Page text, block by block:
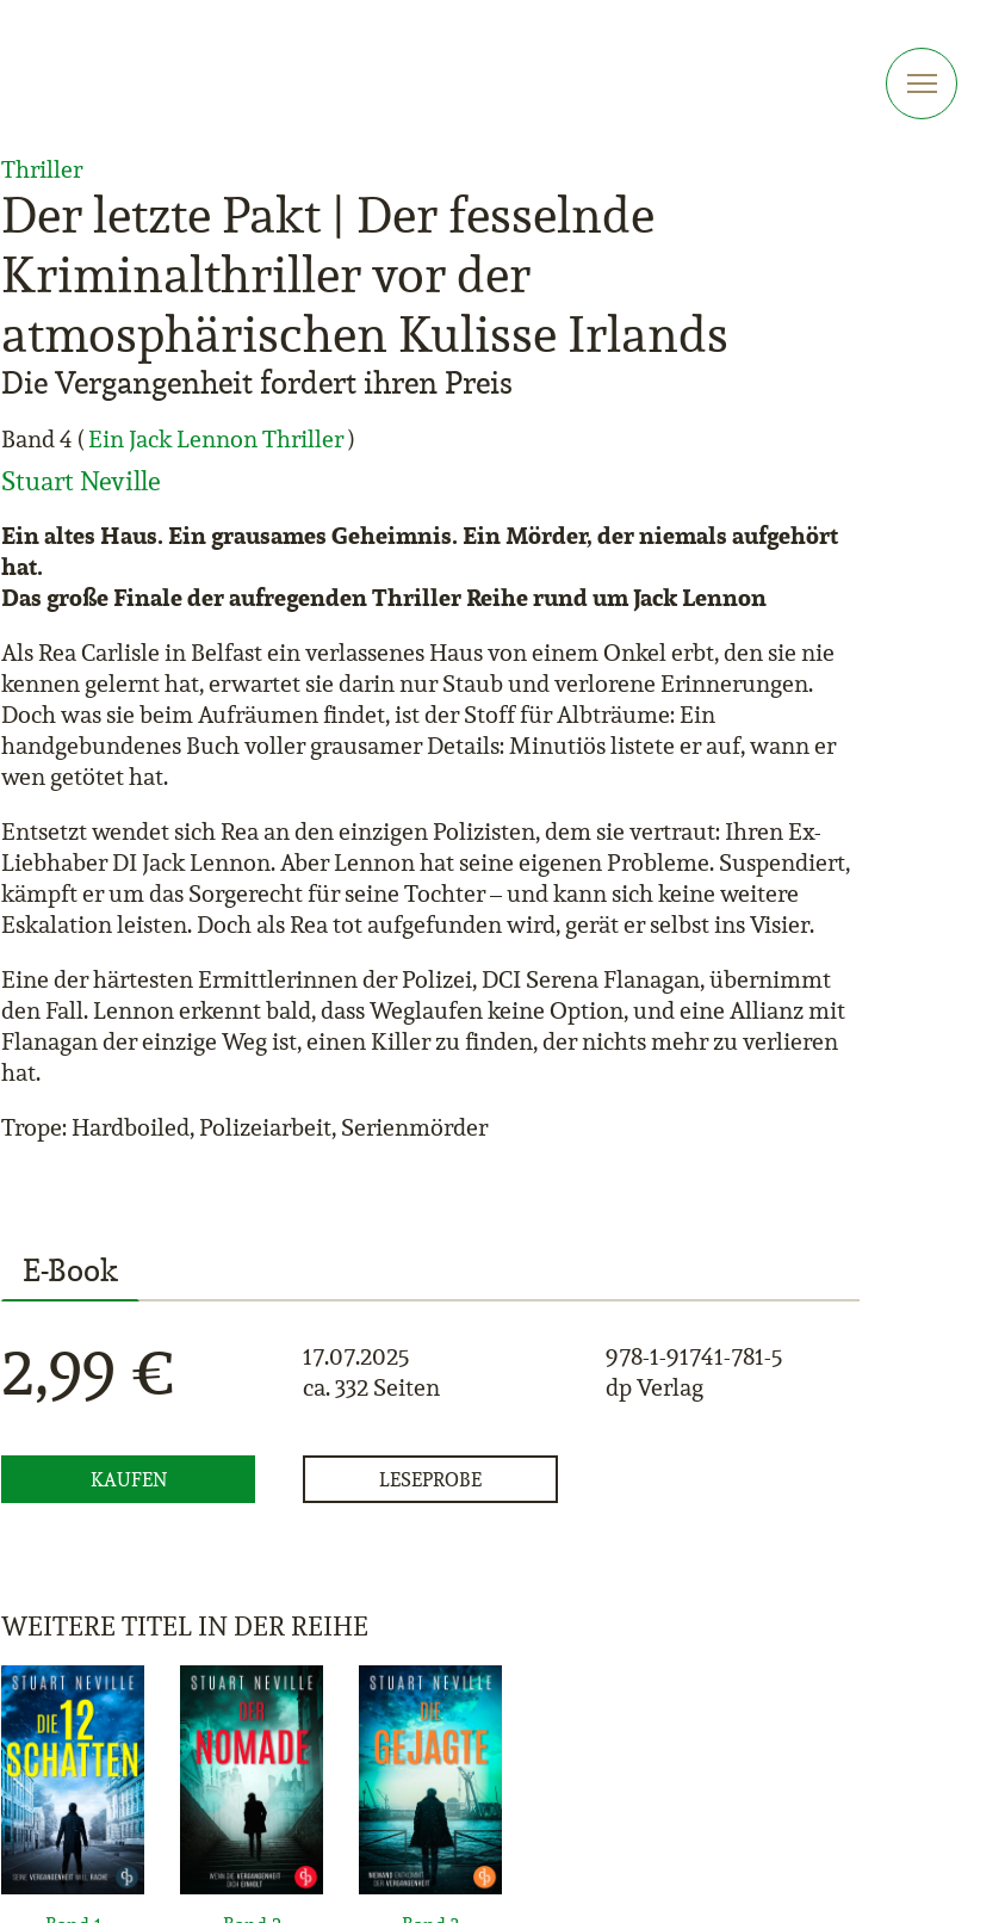
Der letzte Pakt | Der fesselnde
Kriminalthriller vor der
atmosphärischen Kulisse Irlands
Die Vergangenheit fordert ihren Preis
Band 4 (Ein Jack Lennon Thriller)
Stuart Neville
Thriller
Ein altes Haus. Ein grausames Geheimnis. Ein Mörder, der niemals aufgehört
hat.
Das große Finale der aufregenden Thriller Reihe rund um Jack Lennon
Als Rea Carlisle in Belfast ein verlassenes Haus von einem Onkel erbt, den sie nie
kennen gelernt hat, erwartet sie darin nur Staub und verlorene Erinnerungen.
Doch was sie beim Aufräumen findet, ist der Stoff für Albträume: Ein
handgebundenes Buch voller grausamer Details: Minutiös listete er auf, wann er
wen getötet hat.
Entsetzt wendet sich Rea an den einzigen Polizisten, dem sie vertraut: Ihren Ex-
Liebhaber DI Jack Lennon. Aber Lennon hat seine eigenen Probleme. Suspendiert,
kämpft er um das Sorgerecht für seine Tochter – und kann sich keine weitere
Eskalation leisten. Doch als Rea tot aufgefunden wird, gerät er selbst ins Visier.
Eine der härtesten Ermittlerinnen der Polizei, DCI Serena Flanagan, übernimmt
den Fall. Lennon erkennt bald, dass Weglaufen keine Option, und eine Allianz mit
Flanagan der einzige Weg ist, einen Killer zu finden, der nichts mehr zu verlieren
hat.
Trope: Hardboiled, Polizeiarbeit, Serienmörder
E-Book
2,99 €
17.07.2025
ca. 332 Seiten
978-1-91741-781-5
dp Verlag
KAUFEN LESEPROBE
WEITERE TITEL IN DER REIHE